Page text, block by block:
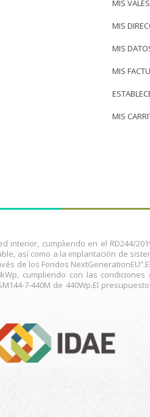
MIS
MIS
MIS
MIS
MIS
cumpliendo en el RD244/
así como a la implantación de
de los Fondos
cumpliendo con las condiciones
7-440M de 440Wp.El